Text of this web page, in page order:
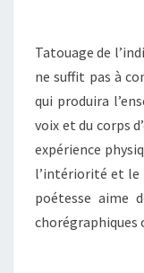
Tatouage de
ne suffit pas à
qui produira
voix et du corps
expérience
l’intériorité et le
poétesse aime
chorégraphiques